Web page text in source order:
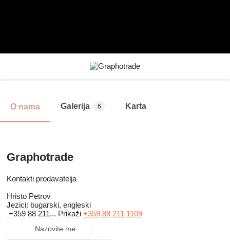
O nama Galerija 6 Karta
Graphotrade
Kontakti prodavatelja
Hristo Petrov
Jezici: bugarski, engleski
+359 88 211... Prikaži +359 88 211 1109
Nazovite me